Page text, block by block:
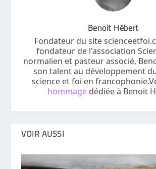
Benoit Hébert
Fondateur du site
fondateur de l'association
normalien et pasteur associé,
son talent au développement
science et foi en
hommage dédiée à Benoit
VOIR AUSSI